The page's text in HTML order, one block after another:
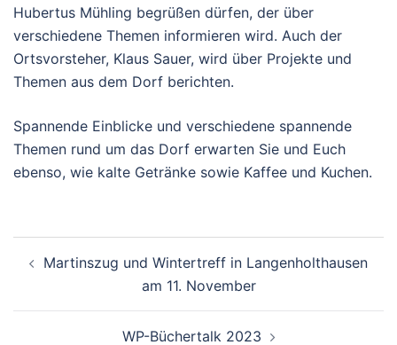
Hubertus Mühling begrüßen dürfen, der über
verschiedene Themen informieren wird. Auch der
Ortsvorsteher, Klaus Sauer, wird über Projekte und
Themen aus dem Dorf berichten.
Spannende Einblicke und verschiedene spannende
Themen rund um das Dorf erwarten Sie und Euch
ebenso, wie kalte Getränke sowie Kaffee und Kuchen.
Martinszug und Wintertreff in Langenholthausen
am 11. November
WP-Büchertalk 2023